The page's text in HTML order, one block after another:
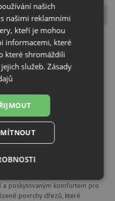
s předním výsuvem
do zásuvky, upevnit - hotovo
30 - 90 cm
kompletních mycích center
komponenty, od inovativních
směšovací baterie, až po
třídění kuchyňského odpadu,
a poskytovaným komfortem pro
povrchy dřezů, které
našich
našimi reklamními
kteří je mohou
informacemi, které
které shromáždili
služeb.Zásady
Soubory
cílení